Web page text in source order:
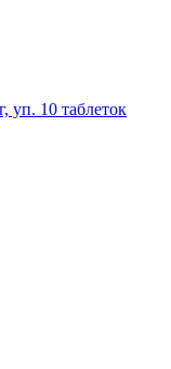
уп. 10 таблеток